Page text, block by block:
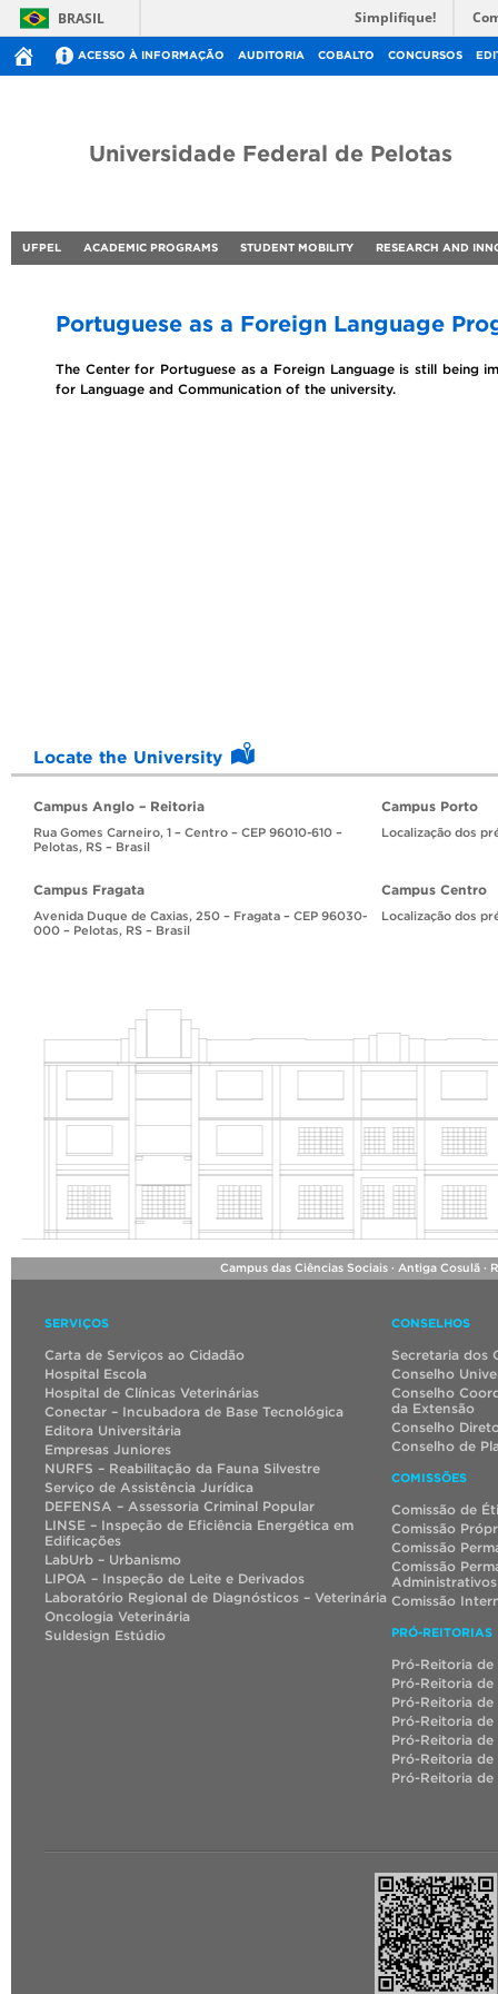
BRASIL Simplifique!
ACESSO À INFORMAÇÃO AUDITORIA COBALTO CONCURSOS
Universidade Federal de Pelotas
UFPEL ACADEMIC PROGRAMS STUDENT MOBILITY RESEARCH AND
Portuguese as a Foreign Language
The Center for Portuguese as a Foreign Language is still being
for Language and Communication of the university.
Locate the University
Campus Anglo – Reitoria
Rua Gomes Carneiro, 1 – Centro – CEP 96010-610 –
Pelotas, RS – Brasil
Campus Porto
Localização dos
Campus Fragata
Avenida Duque de Caxias, 250 – Fragata – CEP 96030-
000 – Pelotas, RS – Brasil
Campus Centro
Localização dos
Campus das Ciências Sociais · Antiga Cosulã
SERVIÇOS
Carta de Serviços ao Cidadão
Hospital Escola
Hospital de Clínicas Veterinárias
Conectar – Incubadora de Base Tecnológica
Editora Universitária
Empresas Juniores
NURFS – Reabilitação da Fauna Silvestre
Serviço de Assistência Jurídica
DEFENSA – Assessoria Criminal Popular
LINSE – Inspeção de Eficiência Energética em
Edificações
LabUrb – Urbanismo
LIPOA – Inspeção de Leite e Derivados
Laboratório Regional de Diagnósticos – Veterinária
Oncologia Veterinária
Suldesign Estúdio
CONSELHOS
Secretaria dos
Conselho
Conselho
da Extensão
Conselho
Conselho de
COMISSÕES
Comissão de
Comissão
Comissão
Comissão
Administrativos
Comissão
PRÓ-REITORIAS
Pró-Reitoria
Pró-Reitoria
Pró-Reitoria
Pró-Reitoria de
Pró-Reitoria de
Pró-Reitoria de
Pró-Reitoria